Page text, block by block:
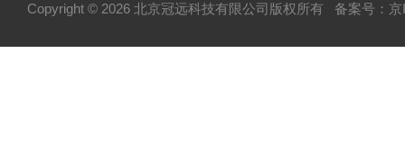
Copyright © 2026 北京冠远科技有限公司版权所有 备案号：